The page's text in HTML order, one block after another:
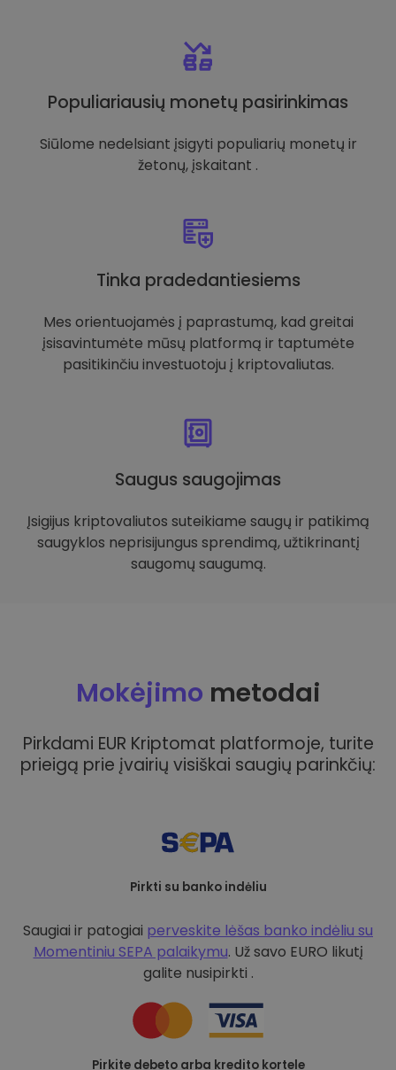
Populiariausių monetų pasirinkimas
Siūlome nedelsiant įsigyti populiarių monetų ir
žetonų, įskaitant .
Tinka pradedantiesiems
Mes orientuojamės į paprastumą, kad greitai
įsisavintumėte mūsų platformą ir taptumėte
pasitikinčiu investuotoju į kriptovaliutas.
Saugus saugojimas
Įsigijus kriptovaliutos suteikiame saugų ir patikimą
saugyklos neprisijungus sprendimą, užtikrinantį
saugomų saugumą.
Mokėjimo metodai
Pirkdami EUR Kriptomat platformoje, turite
prieigą prie įvairių visiškai saugių parinkčių:
Pirkti su banko indėliu
Saugiai ir patogiai perveskite lėšas banko indėliu su
Momentiniu SEPA palaikymu. Už savo EURO likutį
galite nusipirkti .
Pirkite debeto arba kredito kortele